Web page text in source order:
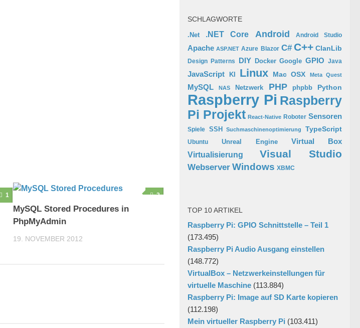
1 2
MySQL Stored Procedures in
PhpMyAdmin
19. NOVEMBER 2012
SCHLAGWORTE
.Net .NET Core Android Android Studio
Apache ASP.NET Azure Blazor C# C++ ClanLib
Design Patterns DIY Docker Google GPIO Java
JavaScript KI Linux Mac OSX Meta Quest
MySQL NAS Netzwerk PHP phpbb Python
Raspberry Pi Raspberry
Pi Projekt React-Native Roboter Sensoren
Spiele SSH Suchmaschinenoptimierung TypeScript
Ubuntu Unreal Engine
Virtual Box
Virtualisierung
Visual Studio
Webserver Windows XBMC
TOP 10 ARTIKEL
Raspberry Pi: GPIO Schnittstelle – Teil 1
(173.495)
Raspberry Pi Audio Ausgang einstellen
(148.772)
VirtualBox – Netzwerkeinstellungen für
virtuelle Maschine (113.884)
Raspberry Pi: Image auf SD Karte kopieren
(112.198)
Mein virtueller Raspberry Pi (103.411)